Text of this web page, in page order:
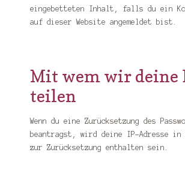
eingebetteten Inhalt, falls du ein
auf dieser Website angemeldet bist.
Mit wem wir deine
teilen
Wenn du eine Zurücksetzung des
beantragst, wird deine IP-Adresse in
zur Zurücksetzung enthalten sein.